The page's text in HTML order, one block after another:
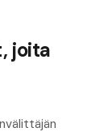
joita